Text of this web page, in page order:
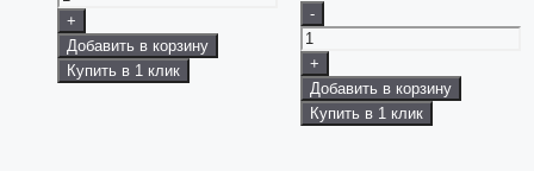
+
Добавить в корзину
Купить в 1 клик
-
+
Добавить в корзину
Купить в 1 клик